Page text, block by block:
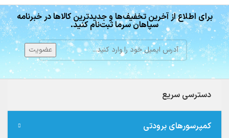
برای اطلاع از آخرین تخفیف‌ها و جدیدترین کالاها در خبرنامه
سپاهان سرما ثبت‌نام کنید.
دسترسی سریع
کمپرسورهای برودتی